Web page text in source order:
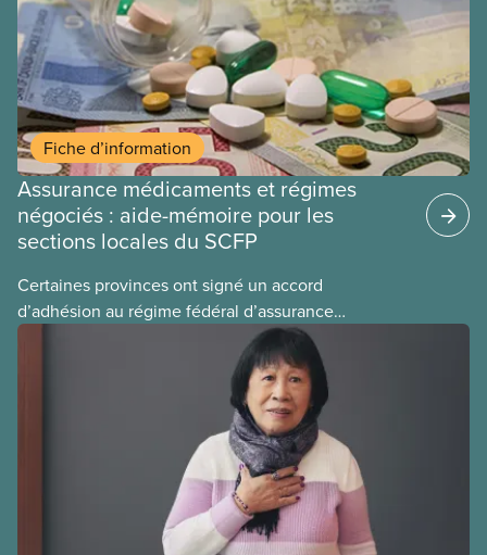
Fiche d’information
Assurance médicaments et régimes
négociés : aide-mémoire pour les
sections locales du SCFP
Certaines provinces ont signé un accord
d’adhésion au régime fédéral d’assurance
médicaments. Les sections locales du SCFP dans
ces provinces s’interrogent sur l’incidence que ce
régime pourrait avoir sur leurs avantages